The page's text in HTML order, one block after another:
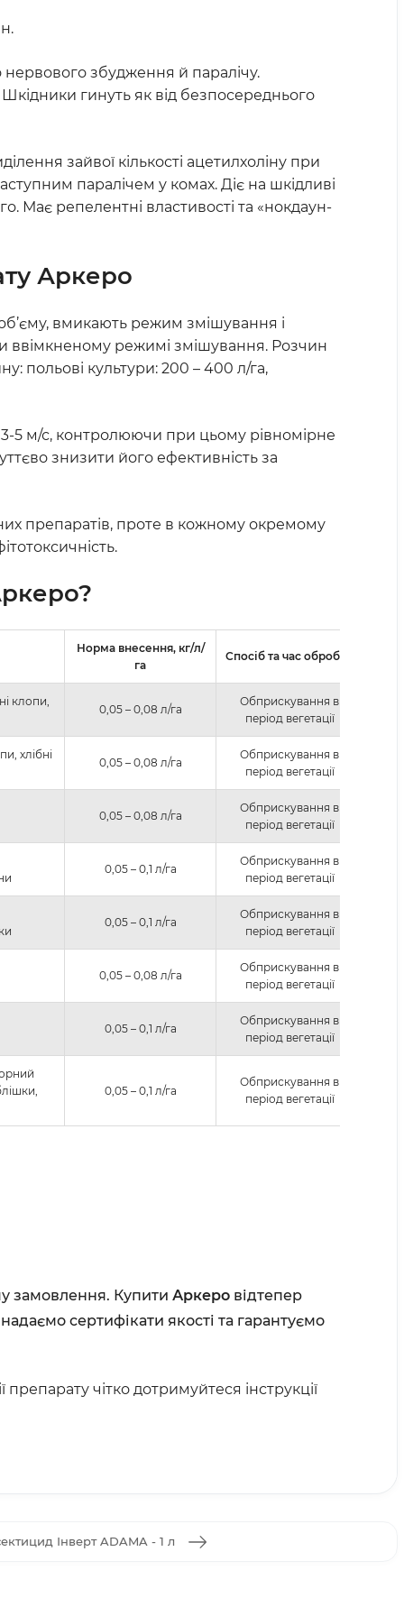
нервового збудження й паралічу.
гинуть як від безпосереднього
зайвої кількості ацетилхоліну при
паралічем у комах. Діє на шкідливі
Має репелентні властивості та «нокдаун-
Аркеро
вмикають режим змішування і
ввімкненому режимі змішування. Розчин
польові культури: 200 – 400 л/га,
3-5 м/с, контролюючи при цьому рівномірне
знизити його ефективність за
препаратів, проте в кожному окремому
?
Норма внесення, кг/л/
га
Спосіб та час обробки
клопи,
0,05 – 0,08 л/га
Обприскування в
період вегетації
хлібні
0,05 – 0,08 л/га
Обприскування в
період вегетації
0,05 – 0,08 л/га
Обприскування в
період вегетації
0,05 – 0,1 л/га
Обприскування в
період вегетації
0,05 – 0,1 л/га
Обприскування в
період вегетації
0,05 – 0,08 л/га
Обприскування в
період вегетації
0,05 – 0,1 л/га
Обприскування в
період вегетації
0,05 – 0,1 л/га
Обприскування в
період вегетації
замовлення. Купити Аркеро відтепер
сертифікати якості та гарантуємо
чітко дотримуйтеся інструкції
Інверт ADAMA - 1 л